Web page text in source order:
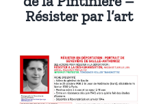
Résister par l’art